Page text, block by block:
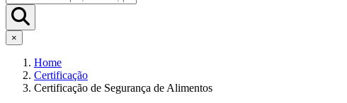
×
Home
Certificação
Certificação de Segurança de Alimentos